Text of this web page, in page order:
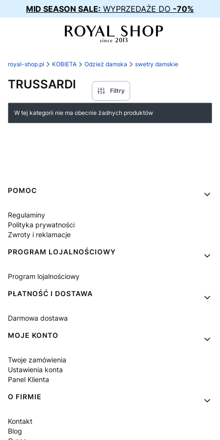
MID SEASON SALE: WYPRZEDAŻE DO -70%
royal-shop.pl KOBIETA Odzież damska swetry damskie
TRUSSARDI Filtry
Lista produktów
W tej kategorii nie ma obecnie żadnych produktów
Linki w stopce
POMOC
Regulaminy
Polityka prywatności
Zwroty i reklamacje
PROGRAM LOJALNOŚCIOWY
Program lojalnościowy
PŁATNOŚĆ I DOSTAWA
Darmowa dostawa
MOJE KONTO
Twoje zamówienia
Ustawienia konta
Panel Klienta
O FIRMIE
Kontakt
Blog